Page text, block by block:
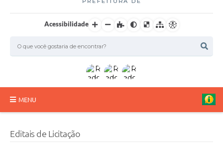
Acessibilidade
MENU
Editais de Licitação